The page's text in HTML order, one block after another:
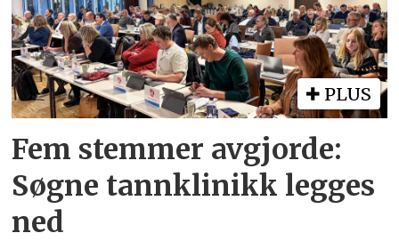
PLUS
Fem stemmer avgjorde:
Søgne tannklinikk legges
ned